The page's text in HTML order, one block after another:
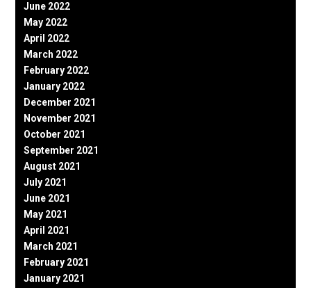
June 2022
May 2022
April 2022
March 2022
February 2022
January 2022
December 2021
November 2021
October 2021
September 2021
August 2021
July 2021
June 2021
May 2021
April 2021
March 2021
February 2021
January 2021